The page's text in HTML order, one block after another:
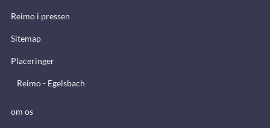
Reimo i pressen
Sitemap
Placeringer
Reimo - Egelsbach
om os